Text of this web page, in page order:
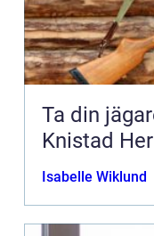
Ta din
Knistad
Isabelle Wiklund